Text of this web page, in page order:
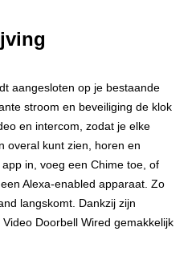
aangesloten op je bestaande
stroom en beveiliging de klok
en intercom, zodat je elke
overal kunt zien, horen en
in, voeg een Chime toe, of
Alexa-enabled apparaat. Zo
langskomt. Dankzij zijn
Doorbell Wired gemakkelijk